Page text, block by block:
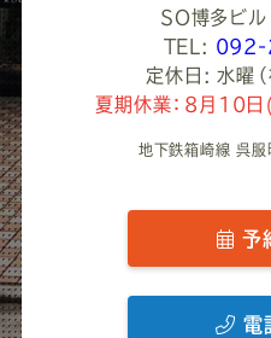
ＳＯ博多ビル
TEL: 092-
定休日: 水曜（
夏期休業：8月10
地下鉄箱崎線 呉
予
電